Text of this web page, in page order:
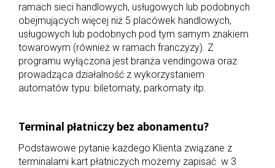
ramach sieci handlowych, usługowych lub podobnych
obejmujących więcej niż 5 placówek handlowych,
usługowych lub podobnych pod tym samym znakiem
towarowym (również w ramach franczyzy). Z
programu wyłączona jest branża vendingowa oraz
prowadząca działalność z wykorzystaniem
automatów typu: biletomaty, parkomaty itp.
Terminal płatniczy bez abonamentu?
Podstawowe pytanie każdego Klienta związane z
terminalami kart płatniczych możemy zapisać w 3